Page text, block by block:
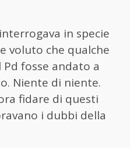
in specie
voluto che qualche
fosse andato a
Niente di niente.
fidare di questi
i dubbi della